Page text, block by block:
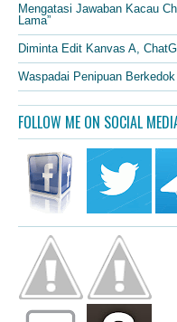
Mengatasi Jawaban Kacau
Lama”
Diminta Edit Kanvas A,
Waspadai Penipuan
FOLLOW ME ON SOCIAL